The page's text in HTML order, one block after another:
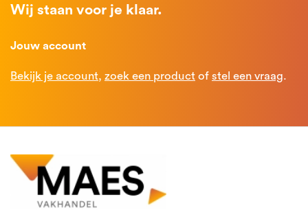
Wij staan voor je klaar.
Jouw account
Bekijk je account, zoek een product of stel een vraag.